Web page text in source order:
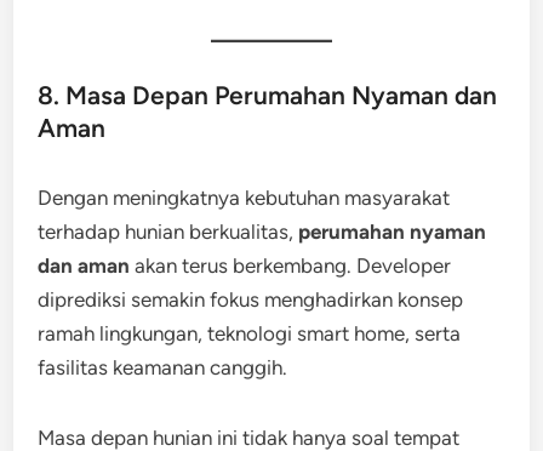
8. Masa Depan Perumahan Nyaman dan
Aman
Dengan meningkatnya kebutuhan masyarakat
terhadap hunian berkualitas, perumahan nyaman
dan aman akan terus berkembang. Developer
diprediksi semakin fokus menghadirkan konsep
ramah lingkungan, teknologi smart home, serta
fasilitas keamanan canggih.
Masa depan hunian ini tidak hanya soal tempat